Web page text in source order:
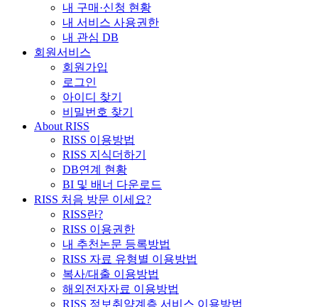
내 구매·신청 현황
내 서비스 사용권한
내 관심 DB
회원서비스
회원가입
로그인
아이디 찾기
비밀번호 찾기
About RISS
RISS 이용방법
RISS 지식더하기
DB연계 현황
BI 및 배너 다운로드
RISS 처음 방문 이세요?
RISS란?
RISS 이용권한
내 추천논문 등록방법
RISS 자료 유형별 이용방법
복사/대출 이용방법
해외전자자료 이용방법
RISS 정보취약계층 서비스 이용방법